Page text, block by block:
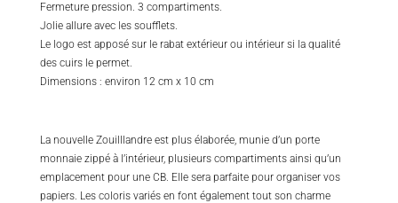
Fermeture pression. 3 compartiments.
Jolie allure avec les soufflets.
Le logo est apposé sur le rabat extérieur ou intérieur si la qualité
des cuirs le permet.
Dimensions : environ 12 cm x 10 cm
La nouvelle Zouilllandre est plus élaborée, munie d’un porte
monnaie zippé à l’intérieur, plusieurs compartiments ainsi qu’un
emplacement pour une CB. Elle sera parfaite pour organiser vos
papiers. Les coloris variés en font également tout son charme